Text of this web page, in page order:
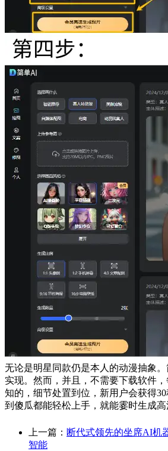
无论是明星同款仍是本人的动漫抽象
实现。然而，并且，不需要下载软件
知的，细节处置到位，新用户会获得
到傻瓜都能轻松上手，就能霎时生成高
上一篇： 断代式领先的坐席AI机
智能